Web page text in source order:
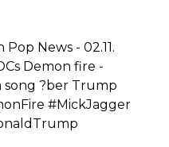
News - 02.11.
Demon fire -
song ?ber Trump
#MickJagger